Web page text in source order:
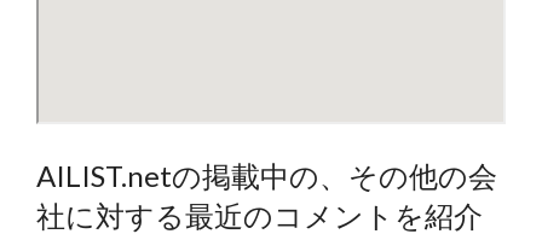
AILIST.netの掲載中の、その他の会
社に対する最近のコメントを紹介